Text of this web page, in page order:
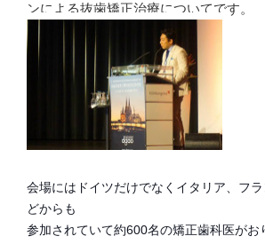
ンによる抜歯矯正治療についてです。
会場にはドイツだけでなくイタリア、フ
どからも
参加されていて約600名の矯正歯科医がお